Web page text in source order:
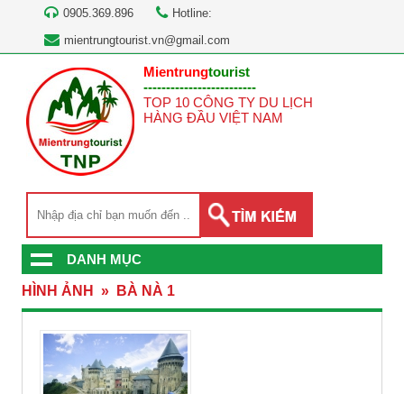
0905.369.896
Hotline:
mientrungtourist.vn@gmail.com
Mientrungtourist
-------------------------
TOP 10 CÔNG TY DU LỊCH
HÀNG ĐẦU VIỆT NAM
DANH MỤC
HÌNH ẢNH » BÀ NÀ 1